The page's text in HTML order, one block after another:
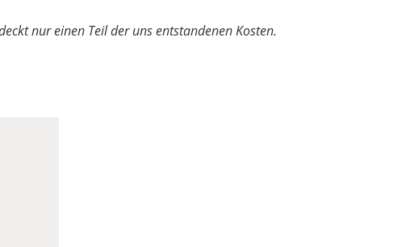
nur einen Teil der uns entstandenen Kosten.